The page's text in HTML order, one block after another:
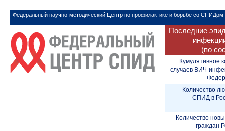
Федеральный научно-методический Центр по профилактике и борьбе со СПИДом
Последние
(по
Кумулятивное
случаев ВИЧ-
Количество
СПИД в
Количество
граждан